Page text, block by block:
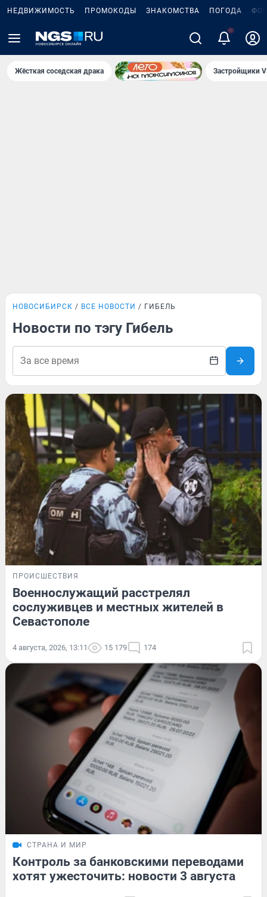
НЕДВИЖИМОСТЬ ПРОМОКОДЫ ЗНАКОМСТВА ПОГОДА
Жёсткая соседская драка Застройщики
НОВОСИБИРСК ВСЕ НОВОСТИ ГИБЕЛЬ
Новости по тэгу Гибель
ПРОИСШЕСТВИЯ
Военнослужащий расстрелял
сослуживцев и местных жителей в
Севастополе
4 августа, 2026, 13:11 15 179 174
СТРАНА И МИР
Контроль за банковскими переводами
хотят ужесточить: новости 3 августа